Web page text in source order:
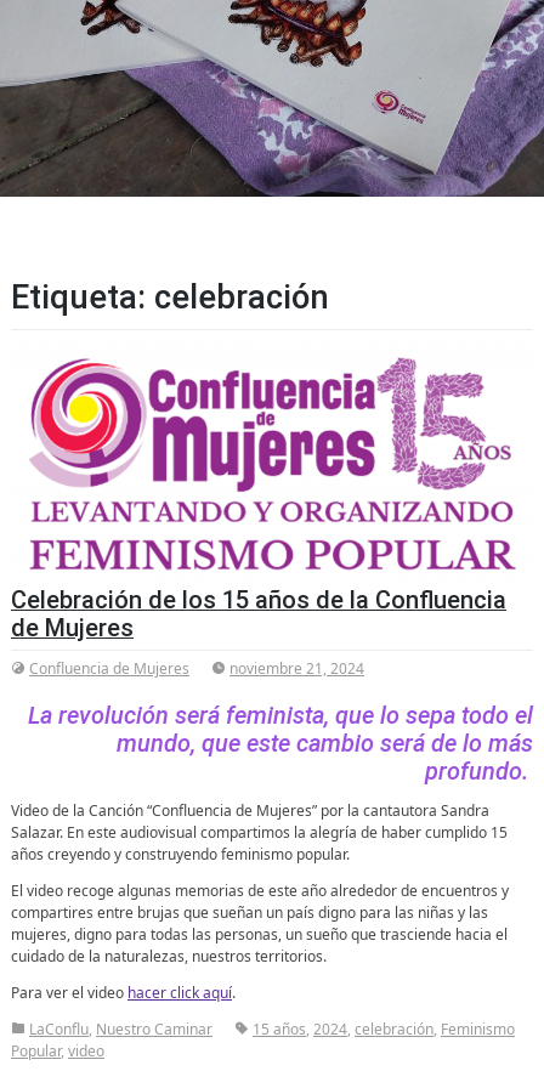
Etiqueta: celebración
Celebración de los 15 años de la Confluencia
de Mujeres
Confluencia de Mujeres noviembre 21, 2024
La revolución será feminista, que lo sepa todo el
mundo, que este cambio será de lo más
profundo.
Video de la Canción “Confluencia de Mujeres” por la cantautora Sandra
Salazar. En este audiovisual compartimos la alegría de haber cumplido 15
años creyendo y construyendo feminismo popular.
El video recoge algunas memorias de este año alrededor de encuentros y
compartires entre brujas que sueñan un país digno para las niñas y las
mujeres, digno para todas las personas, un sueño que trasciende hacia el
cuidado de la naturalezas, nuestros territorios.
Para ver el video hacer click aquí.
LaConflu, Nuestro Caminar 15 años, 2024, celebración, Feminismo
Popular, video